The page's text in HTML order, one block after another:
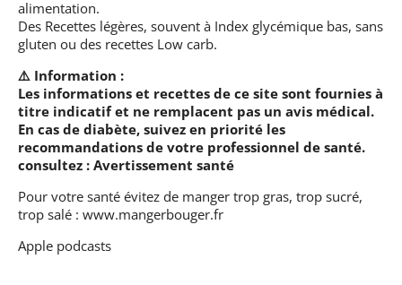
alimentation.
Des Recettes légères, souvent à Index glycémique bas, sans
gluten ou des recettes Low carb.
⚠️ Information :
Les informations et recettes de ce site sont fournies à
titre indicatif et ne remplacent pas un avis médical.
En cas de diabète, suivez en priorité les
recommandations de votre professionnel de santé.
consultez : Avertissement santé
Pour votre santé évitez de manger trop gras, trop sucré,
trop salé : www.mangerbouger.fr
Apple podcasts